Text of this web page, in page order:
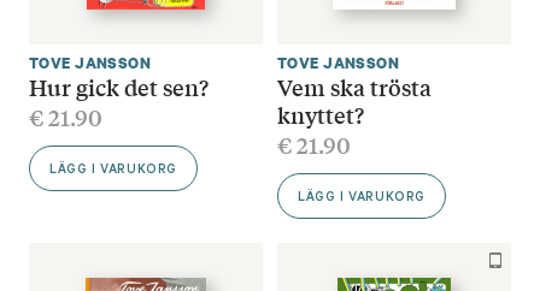
TOVE JANSSON
Hur gick det sen?
€21.90
LÄGG I VARUKORG
TOVE JANSSON
Vem ska trösta
knyttet?
€21.90
LÄGG I VARUKORG